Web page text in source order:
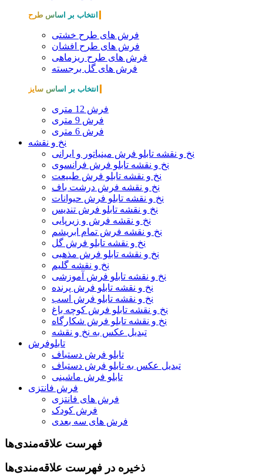
انتخاب بر اساس طرح
فرش های طرح خشتی
فرش های طرح افشان
فرش های طرح ریزماهی
فرش های گل برجسته
انتخاب بر اساس سایز
فرش 12 متری
فرش 9 متری
فرش 6 متری
نخ و نقشه
نخ و نقشه تابلو فرش مینیاتور و ایرانی
نخ و نقشه تابلو فرش فرانسوی
نخ و نقشه تابلو فرش طبیعت
نخ و نقشه فرش درشت باف
نخ و نقشه تابلو فرش حیوانات
نخ و نقشه تابلو فرش تندیس
نخ و نقشه فرش و زیرپایی
نخ و نقشه فرش تمام ابریشم
نخ و نقشه تابلو فرش گل
نخ و نقشه تابلو فرش مذهبی
نخ و نقشه گلیم
نخ و نقشه تابلو فرش آموزشی
نخ و نقشه تابلو فرش پرنده
نخ و نقشه تابلو فرش اسب
نخ و نقشه تابلو فرش کوچه باغ
نخ و نقشه تابلو فرش شکارگاه
تبدیل عکس به نخ و نقشه
تابلوفرش
تابلو فرش دستباف
تبدیل عکس به تابلو فرش دستباف
تابلو فرش ماشینی
فرش فانتزی
فرش های فانتزی
فرش کودک
فرش های سه بعدی
فهرست علاقه‌مندی‌ها
ذخیره در فهرست علاقه‌مندی‌ها